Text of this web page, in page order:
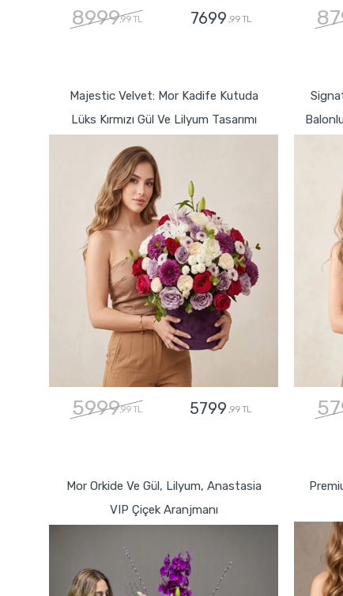
8999,99 TL 7699 ,99 TL
Majestic Velvet: Mor Kadife Kutuda
Lüks Kırmızı Gül Ve Lilyum Tasarımı
5999,99 TL 5799 ,99 TL
Mor Orkide Ve Gül, Lilyum, Anastasia
VIP Çiçek Aranjmanı